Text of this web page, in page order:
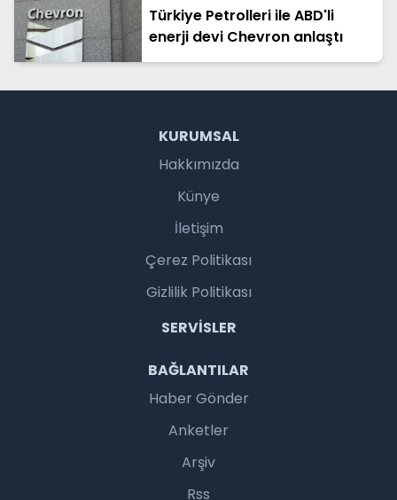
Türkiye Petrolleri ile ABD'li
enerji devi Chevron anlaştı
KURUMSAL
Hakkımızda
Künye
İletişim
Çerez Politikası
Gizlilik Politikası
SERVISLER
BAĞLANTILAR
Haber Gönder
Anketler
Arşiv
Rss